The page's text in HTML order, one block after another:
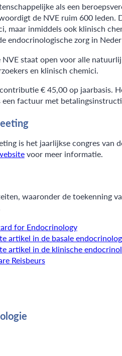
als een
de NVE ruim 600 leden.
maar inmiddels ook klinisch
endocrinologische zorg in
staat open voor alle
en klinisch chemici.
€ 45,00 op jaarbasis.
een factuur met
is het jaarlijkse congres van
voor meer informatie.
waaronder de toekenning
for Endocrinology
artikel in de basale
artikel in de klinische
Reisbeurs